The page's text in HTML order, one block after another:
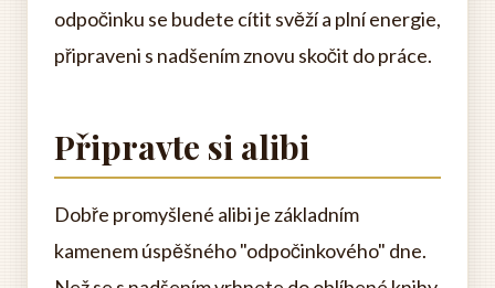
odpočinku se budete cítit svěží a plní energie,
připraveni s nadšením znovu skočit do práce.
Připravte si alibi
Dobře promyšlené alibi je základním
kamenem úspěšného "odpočinkového" dne.